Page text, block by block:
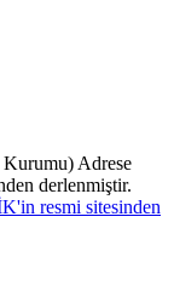
Adrese
derlenmiştir.
resmi sitesinden